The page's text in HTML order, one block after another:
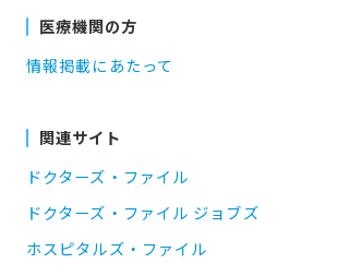
医療機関の方
情報掲載にあたって
関連サイト
ドクターズ・ファイル
ドクターズ・ファイル ジョブズ
ホスピタルズ・ファイル